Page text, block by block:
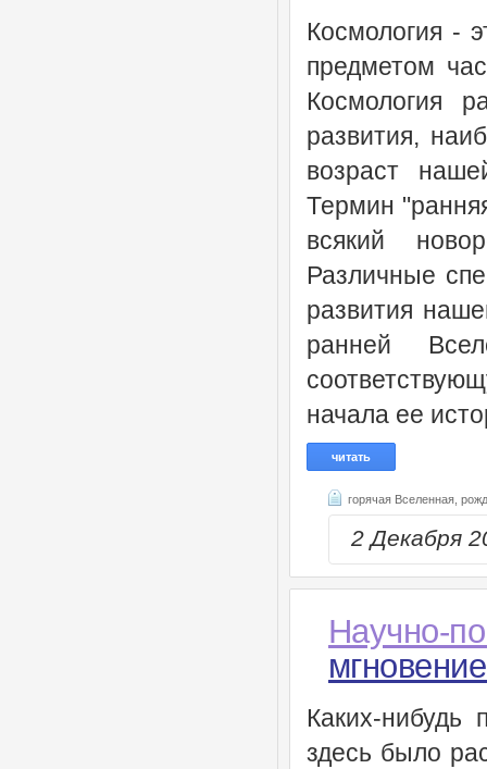
Космология -
предметом
Космология
развития,
возраст
Термин
всякий
Различные
развития
ранней
начала ее
читать
горячая Вселенная,
2 Декабря
Научно-
Каких-нибудь
здесь было